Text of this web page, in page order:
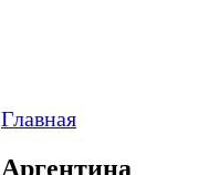
Главная
Аргентина